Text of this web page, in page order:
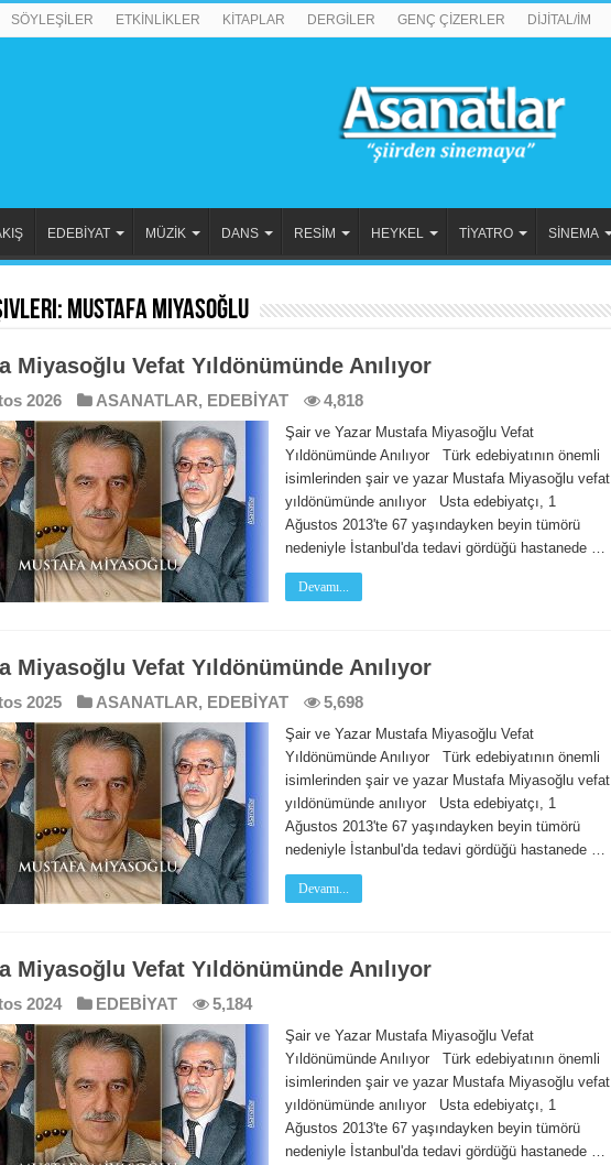
SÖYLEŞİLER ETKİNLİKLER KİTAPLAR DERGİLER GENÇ ÇİZERLER DİJİTAL/İM
EDEBİYAT MÜZİK DANS RESİM HEYKEL TİYATRO SİNEMA
Mustafa Miyasoğlu
Miyasoğlu Vefat Yıldönümünde Anılıyor
2026 ASANATLAR, EDEBİYAT 4,818
Şair ve Yazar Mustafa Miyasoğlu Vefat
Yıldönümünde Anılıyor Türk edebiyatının önemli
isimlerinden şair ve yazar Mustafa Miyasoğlu vefat
yıldönümünde anılıyor Usta edebiyatçı, 1
Ağustos 2013'te 67 yaşındayken beyin tümörü
nedeniyle İstanbul'da tedavi gördüğü hastanede …
Devamı...
Miyasoğlu Vefat Yıldönümünde Anılıyor
2025 ASANATLAR, EDEBİYAT 5,698
Şair ve Yazar Mustafa Miyasoğlu Vefat
Yıldönümünde Anılıyor Türk edebiyatının önemli
isimlerinden şair ve yazar Mustafa Miyasoğlu vefat
yıldönümünde anılıyor Usta edebiyatçı, 1
Ağustos 2013'te 67 yaşındayken beyin tümörü
nedeniyle İstanbul'da tedavi gördüğü hastanede …
Devamı...
Miyasoğlu Vefat Yıldönümünde Anılıyor
2024 EDEBİYAT 5,184
Şair ve Yazar Mustafa Miyasoğlu Vefat
Yıldönümünde Anılıyor Türk edebiyatının önemli
isimlerinden şair ve yazar Mustafa Miyasoğlu vefat
yıldönümünde anılıyor Usta edebiyatçı, 1
Ağustos 2013'te 67 yaşındayken beyin tümörü
nedeniyle İstanbul'da tedavi gördüğü hastanede …